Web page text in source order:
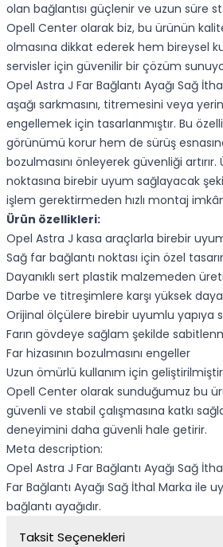
olan bağlantısı güçlenir ve uzun süre
Opell Center olarak biz, bu ürünün
olmasına dikkat ederek hem bireysel
servisler için güvenilir bir çözüm
Opel Astra J Far Bağlantı Ayağı Sağ
aşağı sarkmasını, titremesini veya
engellemek için tasarlanmıştır. Bu
görünümü korur hem de sürüş
bozulmasını önleyerek güvenliği
noktasına birebir uyum sağlayacak
işlem gerektirmeden hızlı montaj
Ürün özellikleri:
Opel Astra J kasa araçlarla birebir
Sağ far bağlantı noktası için özel
Dayanıklı sert plastik malzemeden
Darbe ve titreşimlere karşı yüksek
Orijinal ölçülere birebir uyumlu yapıya
Farın gövdeye sağlam şekilde
Far hizasının bozulmasını engeller
Uzun ömürlü kullanım için geliştirilmiştir
Opell Center olarak sunduğumuz bu
güvenli ve stabil çalışmasına katkı
deneyimini daha güvenli hale getirir.
Meta description:
Opel Astra J Far Bağlantı Ayağı Sağ
Far Bağlantı Ayağı Sağ İthal Marka ile
bağlantı ayağıdır.
Taksit Seçenekleri